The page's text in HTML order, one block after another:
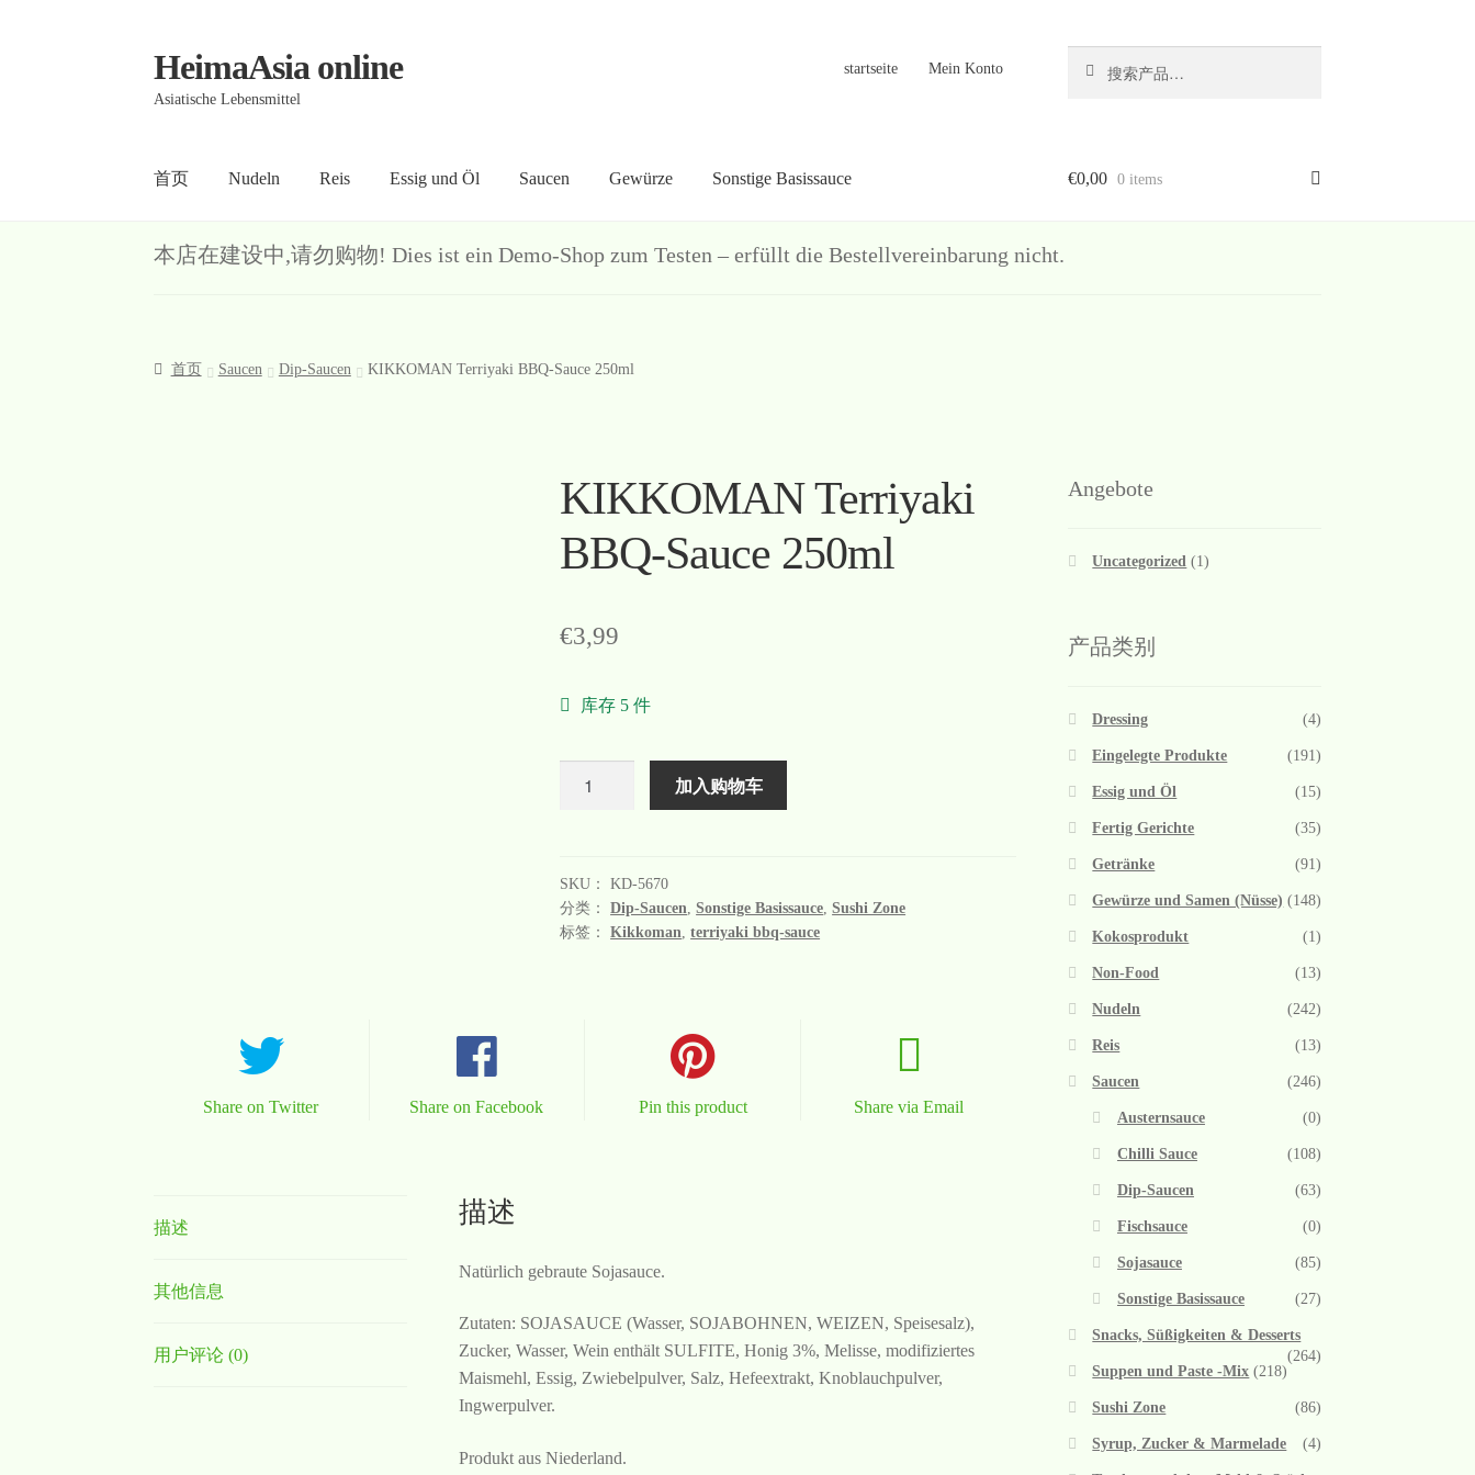
Skip
Skip
HeimaAsia online
Asiatische Lebensmittel
startseite Mein Konto
索：
首页 Nudeln Reis Essig und Öl Saucen Gewürze Sonstige Basissauce
首页About AGB Contact Datenschutz Kasse Mein Konto Warenkorb Welcome Widerrufsformular 关于 联系
€0,00 0 items
本店在建设中,请勿购物! Dies ist ein Demo-Shop zum Testen – erfüllt die Bestellvereinbarung nicht.
首页 Saucen Dip-Saucen KIKKOMAN Terriyaki BBQ-Sauce 250ml
KIKKOMAN Terriyaki
BBQ-Sauce 250ml
€3,99
库存 5 件
加入购物车
SKU：KD-5670
分类：Dip-Saucen ,Sonstige Basissauce ,Sushi Zone
标签：Kikkoman ,terriyaki bbq-sauce
Share on Twitter Share on Facebook Pin this product Share via Email
描述
其他信息
用户评论 (0)
描述
Natürlich gebraute Sojasauce.
Zutaten: SOJASAUCE (Wasser, SOJABOHNEN, WEIZEN, Speisesalz),
Zucker, Wasser, Wein enthält SULFITE, Honig 3%, Melisse, modifiziertes
Maismehl, Essig, Zwiebelpulver, Salz, Hefeextrakt, Knoblauchpulver,
Ingwerpulver.
Produkt aus Niederland.
Angebote
Uncategorized (1)
产品类别
Dressing (4)
Eingelegte Produkte (191)
Essig und Öl (15)
Fertig Gerichte (35)
Getränke (91)
Gewürze und Samen (Nüsse) (148)
Kokosprodukt (1)
Non-Food (13)
Nudeln (242)
Reis (13)
Saucen (246)
Austernsauce (0)
Chilli Sauce (108)
Dip-Saucen (63)
Fischsauce (0)
Sojasauce (85)
Sonstige Basissauce (27)
Snacks, Süßigkeiten & Desserts
(264)
Suppen und Paste -Mix (218)
Sushi Zone (86)
Syrup, Zucker & Marmelade (4)